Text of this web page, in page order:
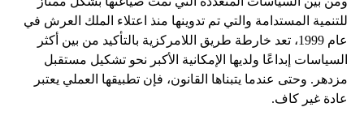
للتنمية المستدامة والتي تم تدوينها منذ اعتلاء الملك العرش في
عام 1999، تعد خارطة طريق اللامركزية بالتأكيد من بين أكثر
السياسات إبداعًا ولديها الإمكانية الأكبر نحو تشكيل مستقبل
مزدهر. وحتى عندما يتبناها القانون، فإن تطبيقها العملي يعتبر
عادة غير كاف.